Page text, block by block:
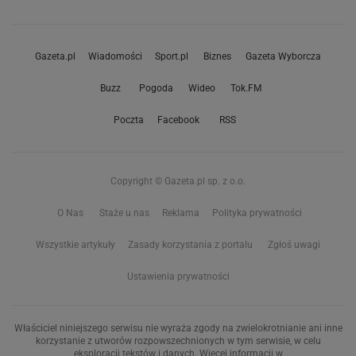
Gazeta.pl Wiadomości Sport.pl Biznes Gazeta Wyborcza
Buzz Pogoda Wideo Tok.FM
Poczta Facebook RSS
Copyright © Gazeta.pl sp. z o.o.
O Nas Staże u nas Reklama Polityka prywatności
Wszystkie artykuły Zasady korzystania z portalu Zgłoś uwagi
Ustawienia prywatności
Właściciel niniejszego serwisu nie wyraża zgody na zwielokrotnianie ani inne
korzystanie z utworów rozpowszechnionych w tym serwisie, w celu
eksploracji tekstów i danych. Więcej informacji w